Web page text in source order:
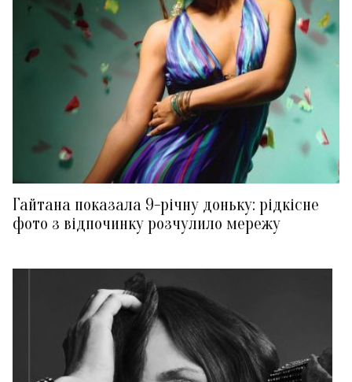
Гайтана показала 9-річну доньку: рідкісне
фото з відпочинку розчулило мережу